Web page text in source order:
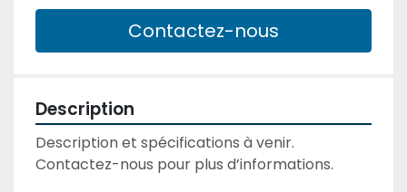
Contactez-nous
Description
Description et spécifications à venir.
Contactez-nous pour plus d’informations.